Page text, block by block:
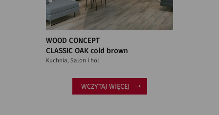
WOOD CONCEPT
CLASSIC OAK cold brown
Kuchnia, Salon i hol
WCZYTAJ WIĘCEJ